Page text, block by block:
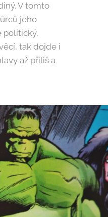
V tomto
jeho
politický,
tak dojde i
až příliš a